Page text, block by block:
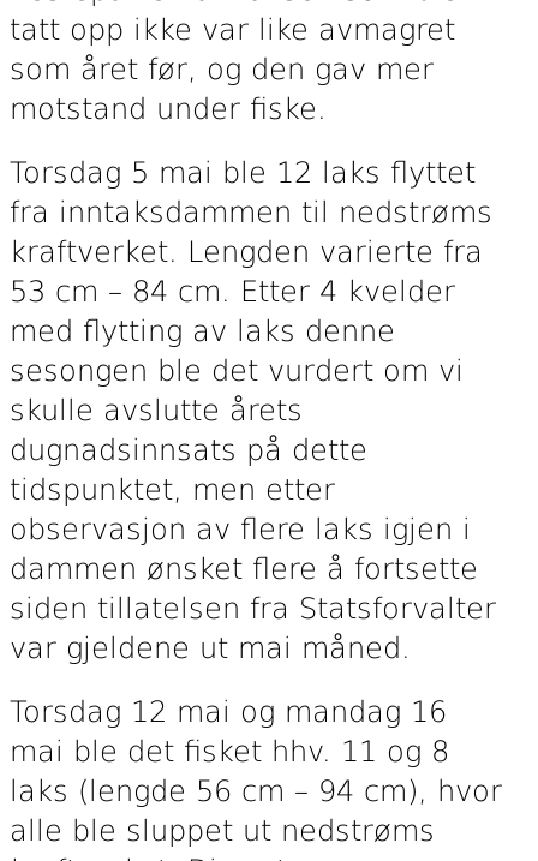
tatt opp ikke var like avmagret
som året før, og den gav mer
motstand under fiske.
Torsdag 5 mai ble 12 laks flyttet
fra inntaksdammen til nedstrøms
kraftverket. Lengden varierte fra
53 cm – 84 cm. Etter 4 kvelder
med flytting av laks denne
sesongen ble det vurdert om vi
skulle avslutte årets
dugnadsinnsats på dette
tidspunktet, men etter
observasjon av flere laks igjen i
dammen ønsket flere å fortsette
siden tillatelsen fra Statsforvalter
var gjeldene ut mai måned.
Torsdag 12 mai og mandag 16
mai ble det fisket hhv. 11 og 8
laks (lengde 56 cm – 94 cm), hvor
alle ble sluppet ut nedstrøms